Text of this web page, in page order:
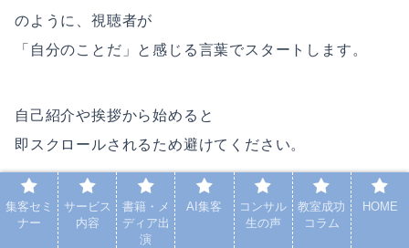
のように、視聴者が
「自分のことだ」と感じる言葉でスタートします。
自己紹介や挨拶から始めると
即スクロールされるため避けてください。
リールを頑張っているのにフォロワーさんが増
えないのはなぜですか？
集客セミ
ナー
サービス
内容
書籍・メ
ディア出
演
AI集客
コンサル
生の声
教室成功
コラム
HOME